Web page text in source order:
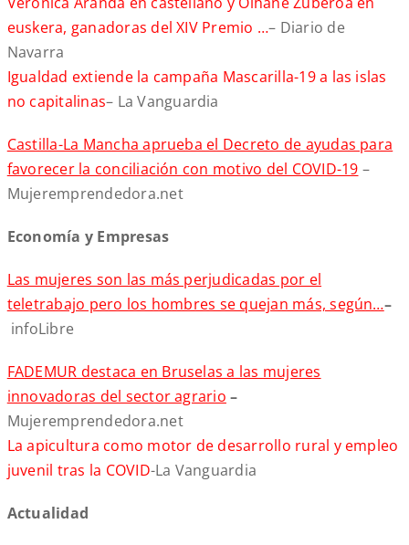
euskera, ganadoras del XIV Premio …– Diario de
Navarra
Igualdad extiende la campaña Mascarilla-19 a las islas
no capitalinas– La Vanguardia
Castilla-La Mancha aprueba el Decreto de ayudas para
favorecer la conciliación con motivo del COVID-19 –
Mujeremprendedora.net
Economía y Empresas
Las mujeres son las más perjudicadas por el
teletrabajo pero los hombres se quejan más, según…–
infoLibre
FADEMUR destaca en Bruselas a las mujeres
innovadoras del sector agrario –
Mujeremprendedora.net
La apicultura como motor de desarrollo rural y empleo
juvenil tras la COVID-La Vanguardia
Actualidad